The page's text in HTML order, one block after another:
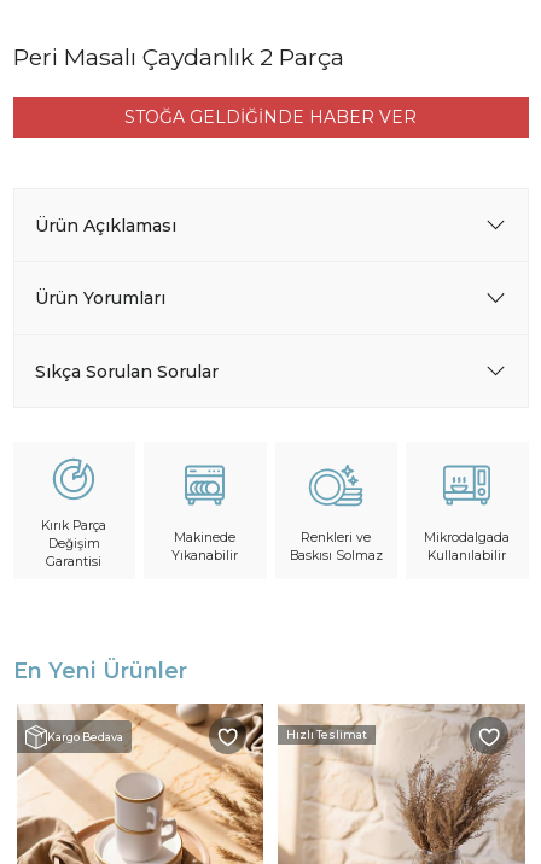
Peri Masalı Çaydanlık 2 Parça
STOĞA GELDİĞİNDE HABER VER
Ürün Açıklaması
Ürün Yorumları
Sıkça Sorulan Sorular
Kırık Parça
Değişim
Garantisi
Makinede
Yıkanabilir
Renkleri ve
Baskısı Solmaz
Mikrodalgada
Kullanılabilir
En Yeni Ürünler
Kargo Bedava Hızlı Teslimat